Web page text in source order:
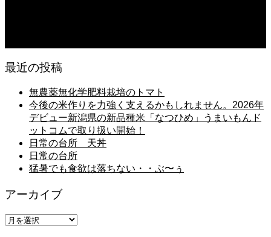
最近の投稿
無農薬無化学肥料栽培のトマト
今後の米作りを力強く支えるかもしれません。2026年
デビュー新潟県の新品種米「なつひめ」うまいもんド
ットコムで取り扱い開始！
日常の台所 天丼
日常の台所
猛暑でも食欲は落ちない・・ぶ〜ぅ
アーカイブ
ア